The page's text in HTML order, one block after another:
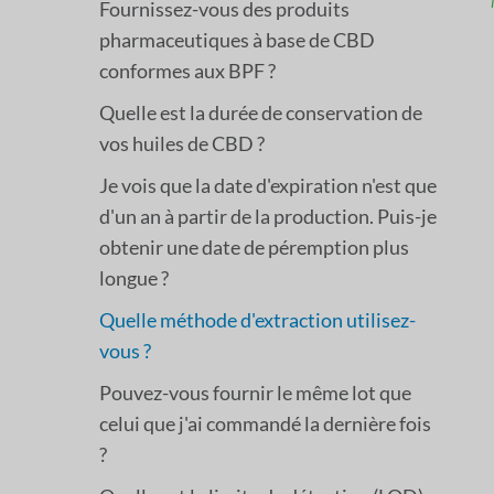
Fournissez-vous des produits
pharmaceutiques à base de CBD
conformes aux BPF ?
Quelle est la durée de conservation de
vos huiles de CBD ?
Je vois que la date d'expiration n'est que
d'un an à partir de la production. Puis-je
obtenir une date de péremption plus
longue ?
Quelle méthode d'extraction utilisez-
vous ?
Pouvez-vous fournir le même lot que
celui que j'ai commandé la dernière fois
?